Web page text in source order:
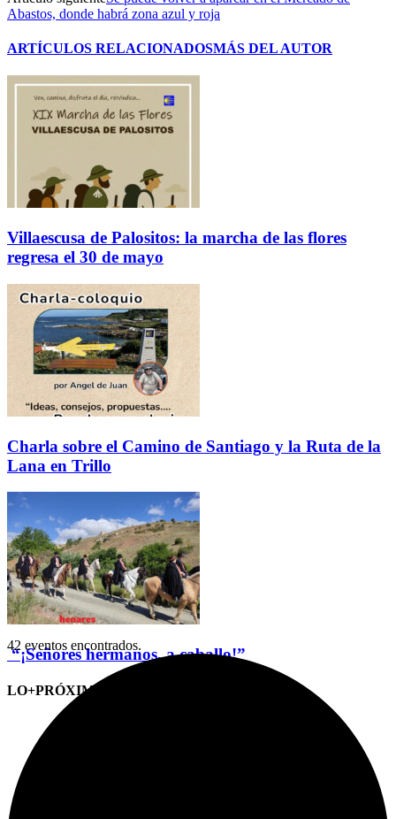
Abastos, donde habrá zona azul y roja
ARTÍCULOS RELACIONADOSMÁS DEL AUTOR
Villaescusa de Palositos: la marcha de las flores
regresa el 30 de mayo
Charla sobre el Camino de Santiago y la Ruta de la
Lana en Trillo
“¡Señores hermanos, a caballo!”
LO+PRÓXIMO (CITAS)
42 eventos encontrados.